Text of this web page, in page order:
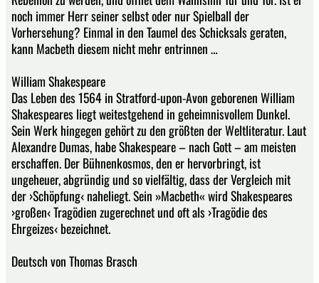
noch immer Herr seiner selbst oder nur Spielball der
Vorhersehung? Einmal in den Taumel des Schicksals geraten,
kann Macbeth diesem nicht mehr entrinnen …
William Shakespeare
Das Leben des 1564 in Stratford-upon-Avon geborenen William
Shakespeares liegt weitestgehend in geheimnisvollem Dunkel.
Sein Werk hingegen gehört zu den größten der Weltliteratur. Laut
Alexandre Dumas, habe Shakespeare – nach Gott – am meisten
erschaffen. Der Bühnenkosmos, den er hervorbringt, ist
ungeheuer, abgründig und so vielfältig, dass der Vergleich mit
der ›Schöpfung‹ naheliegt. Sein »Macbeth« wird Shakespeares
›großen‹ Tragödien zugerechnet und oft als ›Tragödie des
Ehrgeizes‹ bezeichnet.
Deutsch von Thomas Brasch